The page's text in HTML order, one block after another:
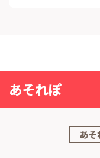
あそれぽ
あそ